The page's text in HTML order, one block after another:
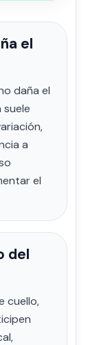
el
daña el
suele
a
el
del
cuello,